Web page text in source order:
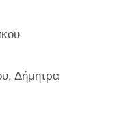
Δήμητρα